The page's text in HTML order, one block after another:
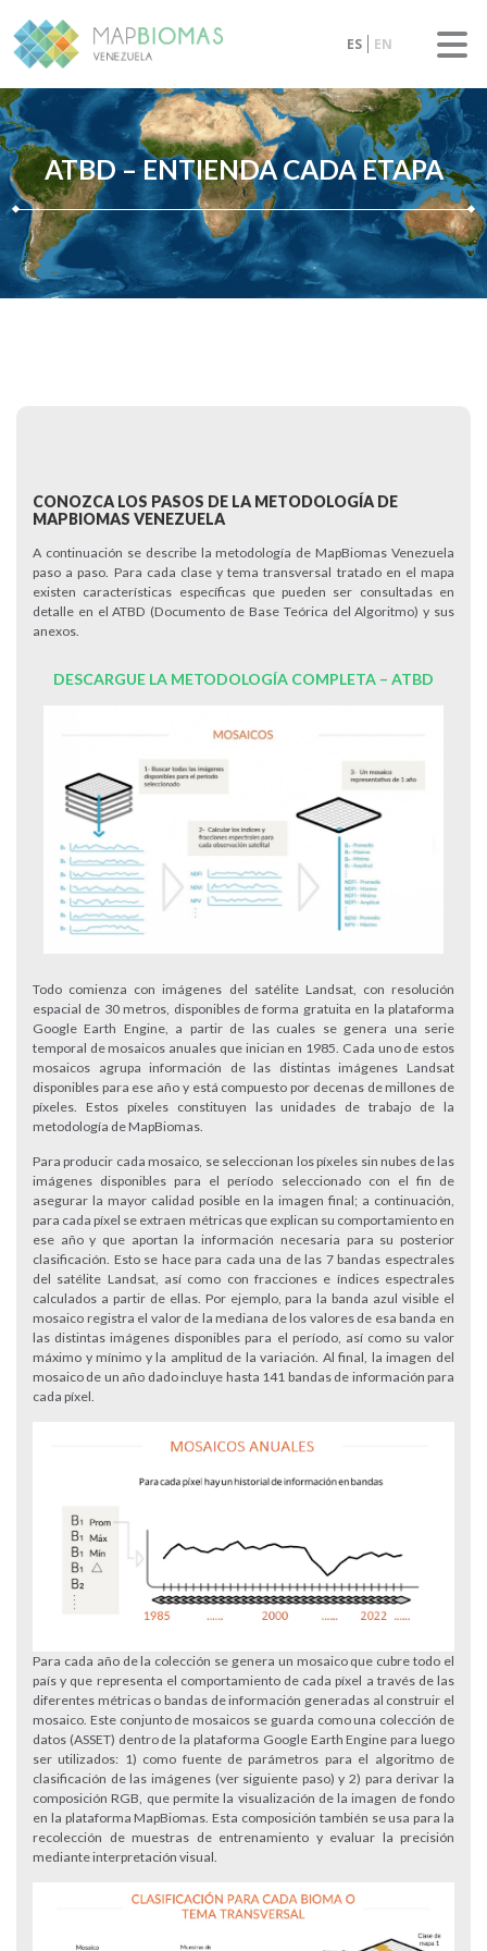
ES EN
ATBD – ENTIENDA CADA ETAPA
CONOZCA LOS PASOS DE LA METODOLOGÍA DE
MAPBIOMAS VENEZUELA
A continuación se describe la metodología de MapBiomas Venezuela
paso a paso. Para cada clase y tema transversal tratado en el mapa
existen características específicas que pueden ser consultadas en
detalle en el ATBD (Documento de Base Teórica del Algoritmo) y sus
anexos.
DESCARGUE LA METODOLOGÍA COMPLETA – ATBD
Todo comienza con imágenes del satélite Landsat, con resolución
espacial de 30 metros, disponibles de forma gratuita en la plataforma
Google Earth Engine, a partir de las cuales se genera una serie
temporal de mosaicos anuales que inician en 1985. Cada uno de estos
mosaicos agrupa información de las distintas imágenes Landsat
disponibles para ese año y está compuesto por decenas de millones de
píxeles. Estos píxeles constituyen las unidades de trabajo de la
metodología de MapBiomas.
Para producir cada mosaico, se seleccionan los píxeles sin nubes de las
imágenes disponibles para el período seleccionado con el fin de
asegurar la mayor calidad posible en la imagen final; a continuación,
para cada píxel se extraen métricas que explican su comportamiento en
ese año y que aportan la información necesaria para su posterior
clasificación. Esto se hace para cada una de las 7 bandas espectrales
del satélite Landsat, así como con fracciones e índices espectrales
calculados a partir de ellas. Por ejemplo, para la banda azul visible el
mosaico registra el valor de la mediana de los valores de esa banda en
las distintas imágenes disponibles para el período, así como su valor
máximo y mínimo y la amplitud de la variación. Al final, la imagen del
mosaico de un año dado incluye hasta 141 bandas de información para
cada píxel.
Para cada año de la colección se genera un mosaico que cubre todo el
país y que representa el comportamiento de cada píxel a través de las
diferentes métricas o bandas de información generadas al construir el
mosaico. Este conjunto de mosaicos se guarda como una colección de
datos (ASSET) dentro de la plataforma Google Earth Engine para luego
ser utilizados: 1) como fuente de parámetros para el algoritmo de
clasificación de las imágenes (ver siguiente paso) y 2) para derivar la
composición RGB, que permite la visualización de la imagen de fondo
en la plataforma MapBiomas. Esta composición también se usa para la
recolección de muestras de entrenamiento y evaluar la precisión
mediante interpretación visual.